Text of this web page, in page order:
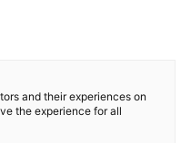
and their experiences on
the experience for all